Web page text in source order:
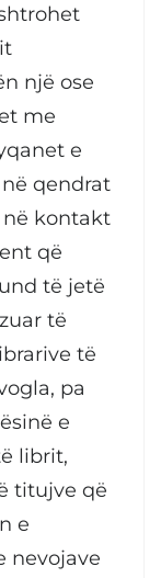
një ose
me
e
qendrat
në kontakt
që
të jetë
të
të
pa
e
librit,
titujve që
e
nevojave